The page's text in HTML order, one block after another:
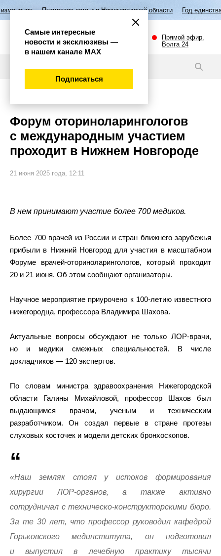
семьи в Нижегородской области Год единства народов
Прямой эфир.
Волга 24
Форум оториноларингологов
с международным участием
проходит в Нижнем Новгороде
21 июня 2025 года, 12:11
В нем принимают участие более 700 медиков.
Более 700 врачей из России и стран ближнего зарубежья
прибыли в Нижний Новгород для участия в масштабном
Форуме врачей-оториноларингологов, который проходит
20 и 21 июня. Об этом сообщают организаторы.
Научное мероприятие приурочено к 100-летию известного
нижегородца, профессора Владимира Шахова.
Актуальные вопросы обсуждают не только ЛОР-врачи,
но и медики смежных специальностей. В числе
докладчиков — 120 экспертов.
По словам министра здравоохранения Нижегородской
области Галины Михайловой, профессор Шахов был
выдающимся врачом, ученым и техническим
разработчиком. Он создал первые в стране протезы
слуховых косточек и модели детских бронхоскопов.
«Наш земляк стоял у истоков формирования
хирургии ЛОР-органов, а также активно
сотрудничал с техническо-конструкторскими бюро.
За те 30 лет, что профессор руководил кафедрой
Горьковского мединститута, он подготовил
и выпустил в лечебную практику тысячи
Самые интересные
новости и эксклюзивы —
в нашем канале МАХ
Подписаться